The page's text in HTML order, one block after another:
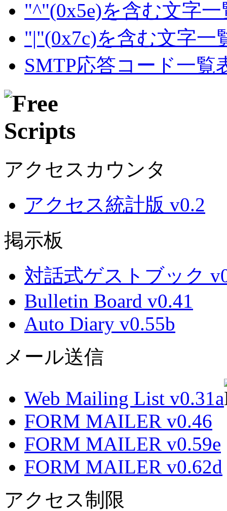
"^"(0x5e)を含む文字一
"|"(0x7c)を含む文字一
SMTP応答コード一覧
アクセスカウンタ
アクセス統計版 v0.2
掲示板
対話式ゲストブック
Bulletin Board v0.41
Auto Diary v0.55b
メール送信
Web Mailing List v0.31a
FORM MAILER v0.46
FORM MAILER v0.59e
FORM MAILER v0.62d
アクセス制限